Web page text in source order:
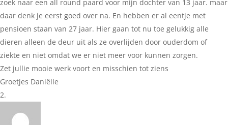
zoek naar een all round paard voor mijn dochter van 13 jaar. maar
daar denk je eerst goed over na. En hebben er al eentje met
pensioen staan van 27 jaar. Hier gaan tot nu toe gelukkig alle
dieren alleen de deur uit als ze overlijden door ouderdom of
ziekte en niet omdat we er niet meer voor kunnen zorgen.
Zet jullie mooie werk voort en misschien tot ziens
Groetjes Daniëlle